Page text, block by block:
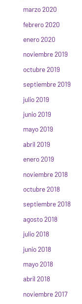
marzo 2020
febrero 2020
enero 2020
noviembre 2019
octubre 2019
septiembre 2019
julio 2019
junio 2019
mayo 2019
abril 2019
enero 2019
noviembre 2018
octubre 2018
septiembre 2018
agosto 2018
julio 2018
junio 2018
mayo 2018
abril 2018
noviembre 2017